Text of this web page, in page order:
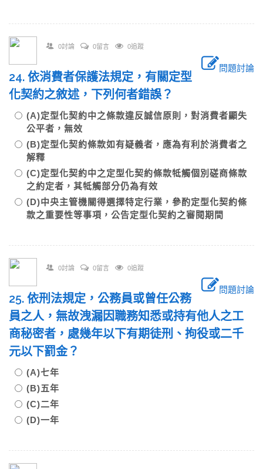
0討論 0留言 0追蹤
問題討論
24. 依消費者保護法規定，有關定型
化契約之敘述，下列何者錯誤？
(A)定型化契約中之條款違反誠信原則，對消費者顯失
公平者，無效
(B)定型化契約條款如有疑義者，應為有利於消費者之
解釋
(C)定型化契約中之定型化契約條款牴觸個別磋商條款
之約定者，其牴觸部分仍為有效
(D)中央主管機關得選擇特定行業，參酌定型化契約條
款之重要性等事項，公告定型化契約之審閱期間
0討論 0留言 0追蹤
問題討論
25. 依刑法規定，公務員或曾任公務
員之人，無故洩漏因職務知悉或持有他人之工
商秘密者，處幾年以下有期徒刑、拘役或二千
元以下罰金？
(A)七年
(B)五年
(C)二年
(D)一年